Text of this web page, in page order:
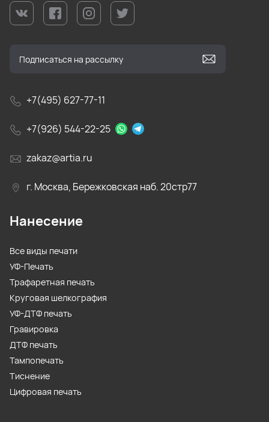
+7(495) 627-77-11
+7(926) 544-22-25
zakaz@artia.ru
г. Москва, Бережковская наб. 20стр77
Нанесение
Все виды печати
УФ-Печать
Трафаретная печать
Круговая шелкография
УФ-ДТФ печать
Гравировка
ДТФ печать
Тампопечать
Тиснение
Цифровая печать